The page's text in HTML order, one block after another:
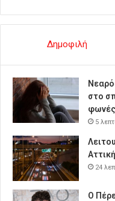
Δημοφιλή
στο
5
24
Ο